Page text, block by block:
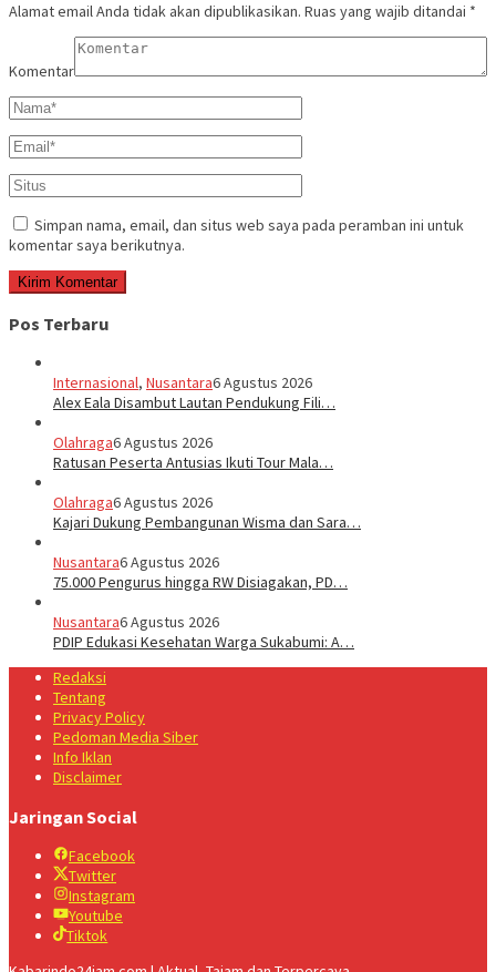
Alamat email Anda tidak akan dipublikasikan. Ruas yang wajib ditandai *
Komentar
Simpan nama, email, dan situs web saya pada peramban ini untuk
komentar saya berikutnya.
Pos Terbaru
Internasional, Nusantara6 Agustus 2026
Alex Eala Disambut Lautan Pendukung Fili…
Olahraga6 Agustus 2026
Ratusan Peserta Antusias Ikuti Tour Mala…
Olahraga6 Agustus 2026
Kajari Dukung Pembangunan Wisma dan Sara…
Nusantara6 Agustus 2026
75.000 Pengurus hingga RW Disiagakan, PD…
Nusantara6 Agustus 2026
PDIP Edukasi Kesehatan Warga Sukabumi: A…
Redaksi
Tentang
Privacy Policy
Pedoman Media Siber
Info Iklan
Disclaimer
Jaringan Social
Facebook
Twitter
Instagram
Youtube
Tiktok